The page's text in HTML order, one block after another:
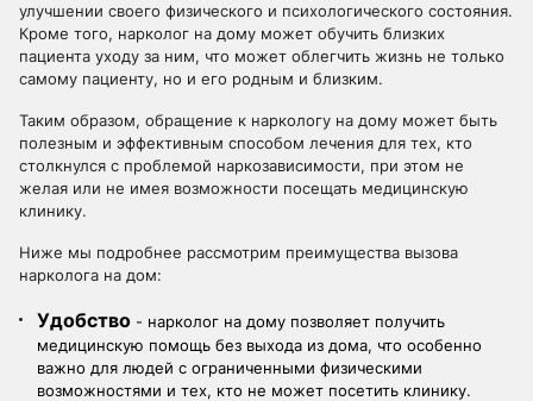
улучшении своего физического и психологического состояния.
Кроме того, нарколог на дому может обучить близких
пациента уходу за ним, что может облегчить жизнь не только
самому пациенту, но и его родным и близким.
Таким образом, обращение к наркологу на дому может быть
полезным и эффективным способом лечения для тех, кто
столкнулся с проблемой наркозависимости, при этом не
желая или не имея возможности посещать медицинскую
клинику.
Ниже мы подробнее рассмотрим преимущества вызова
нарколога на дом:
Удобство - нарколог на дому позволяет получить
медицинскую помощь без выхода из дома, что особенно
важно для людей с ограниченными физическими
возможностями и тех, кто не может посетить клинику.